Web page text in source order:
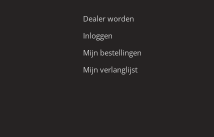
Dealer worden
Inloggen
Mijn bestellingen
Mijn verlanglijst